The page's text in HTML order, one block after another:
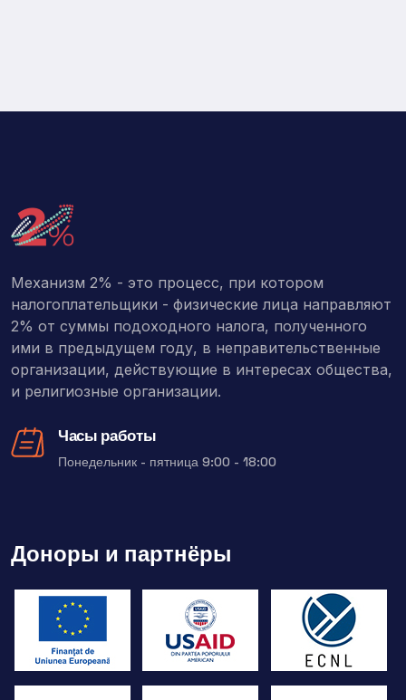
Механизм 2% - это процесс, при котором
налогоплательщики - физические лица направляют
2% от суммы подоходного налога, полученного
ими в предыдущем году, в неправительственные
организации, действующие в интересах общества,
и религиозные организации.
Часы работы
Понедельник - пятница 9:00 - 18:00
Доноры и партнёры